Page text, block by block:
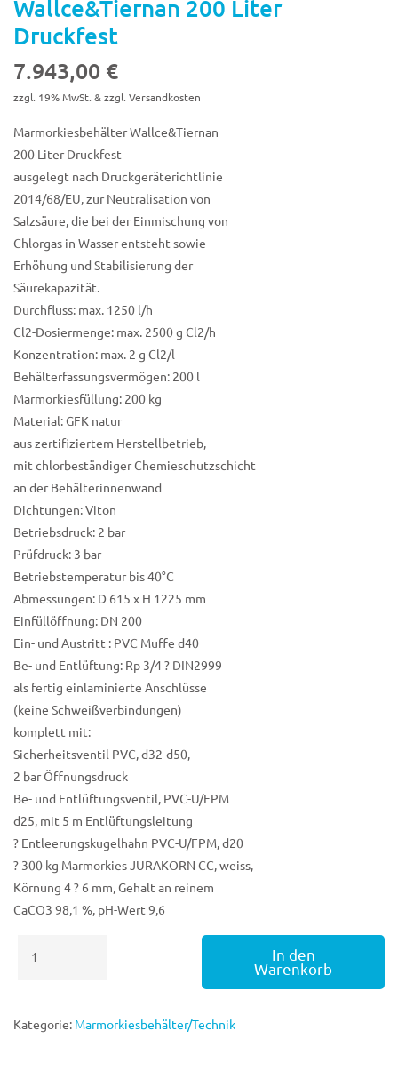
Wallce&Tiernan 200 Liter
Druckfest
7.943,00 €
zzgl. 19% MwSt. & zzgl. Versandkosten
Marmorkiesbehälter Wallce&Tiernan
200 Liter Druckfest
ausgelegt nach Druckgeräterichtlinie
2014/68/EU, zur Neutralisation von
Salzsäure, die bei der Einmischung von
Chlorgas in Wasser entsteht sowie
Erhöhung und Stabilisierung der
Säurekapazität.
Durchfluss: max. 1250 l/h
Cl2-Dosiermenge: max. 2500 g Cl2/h
Konzentration: max. 2 g Cl2/l
Behälterfassungsvermögen: 200 l
Marmorkiesfüllung: 200 kg
Material: GFK natur
aus zertifiziertem Herstellbetrieb,
mit chlorbeständiger Chemieschutzschicht
an der Behälterinnenwand
Dichtungen: Viton
Betriebsdruck: 2 bar
Prüfdruck: 3 bar
Betriebstemperatur bis 40°C
Abmessungen: D 615 x H 1225 mm
Einfüllöffnung: DN 200
Ein- und Austritt : PVC Muffe d40
Be- und Entlüftung: Rp 3/4 ? DIN2999
als fertig einlaminierte Anschlüsse
(keine Schweißverbindungen)
komplett mit:
Sicherheitsventil PVC, d32-d50,
2 bar Öffnungsdruck
Be- und Entlüftungsventil, PVC-U/FPM
d25, mit 5 m Entlüftungsleitung
? Entleerungskugelhahn PVC-U/FPM, d20
? 300 kg Marmorkies JURAKORN CC, weiss,
Körnung 4 ? 6 mm, Gehalt an reinem
CaCO3 98,1 %, pH-Wert 9,6
Wallce&Tiernan
Druckfest
Menge
In den
Warenkorb
Kategorie: Marmorkiesbehälter/Technik